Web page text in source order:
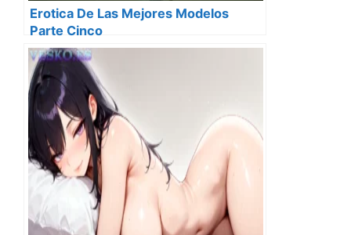
Erotica De Las Mejores Modelos
Parte Cinco